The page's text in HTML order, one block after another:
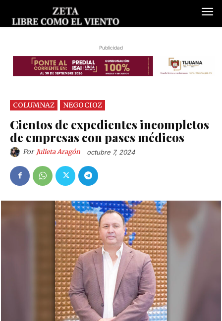
Publicidad
COLUMNAZ NEGOCIOZ
Cientos de expedientes incompletos
de empresas con pases médicos
Por Julieta Aragón octubre 7, 2024